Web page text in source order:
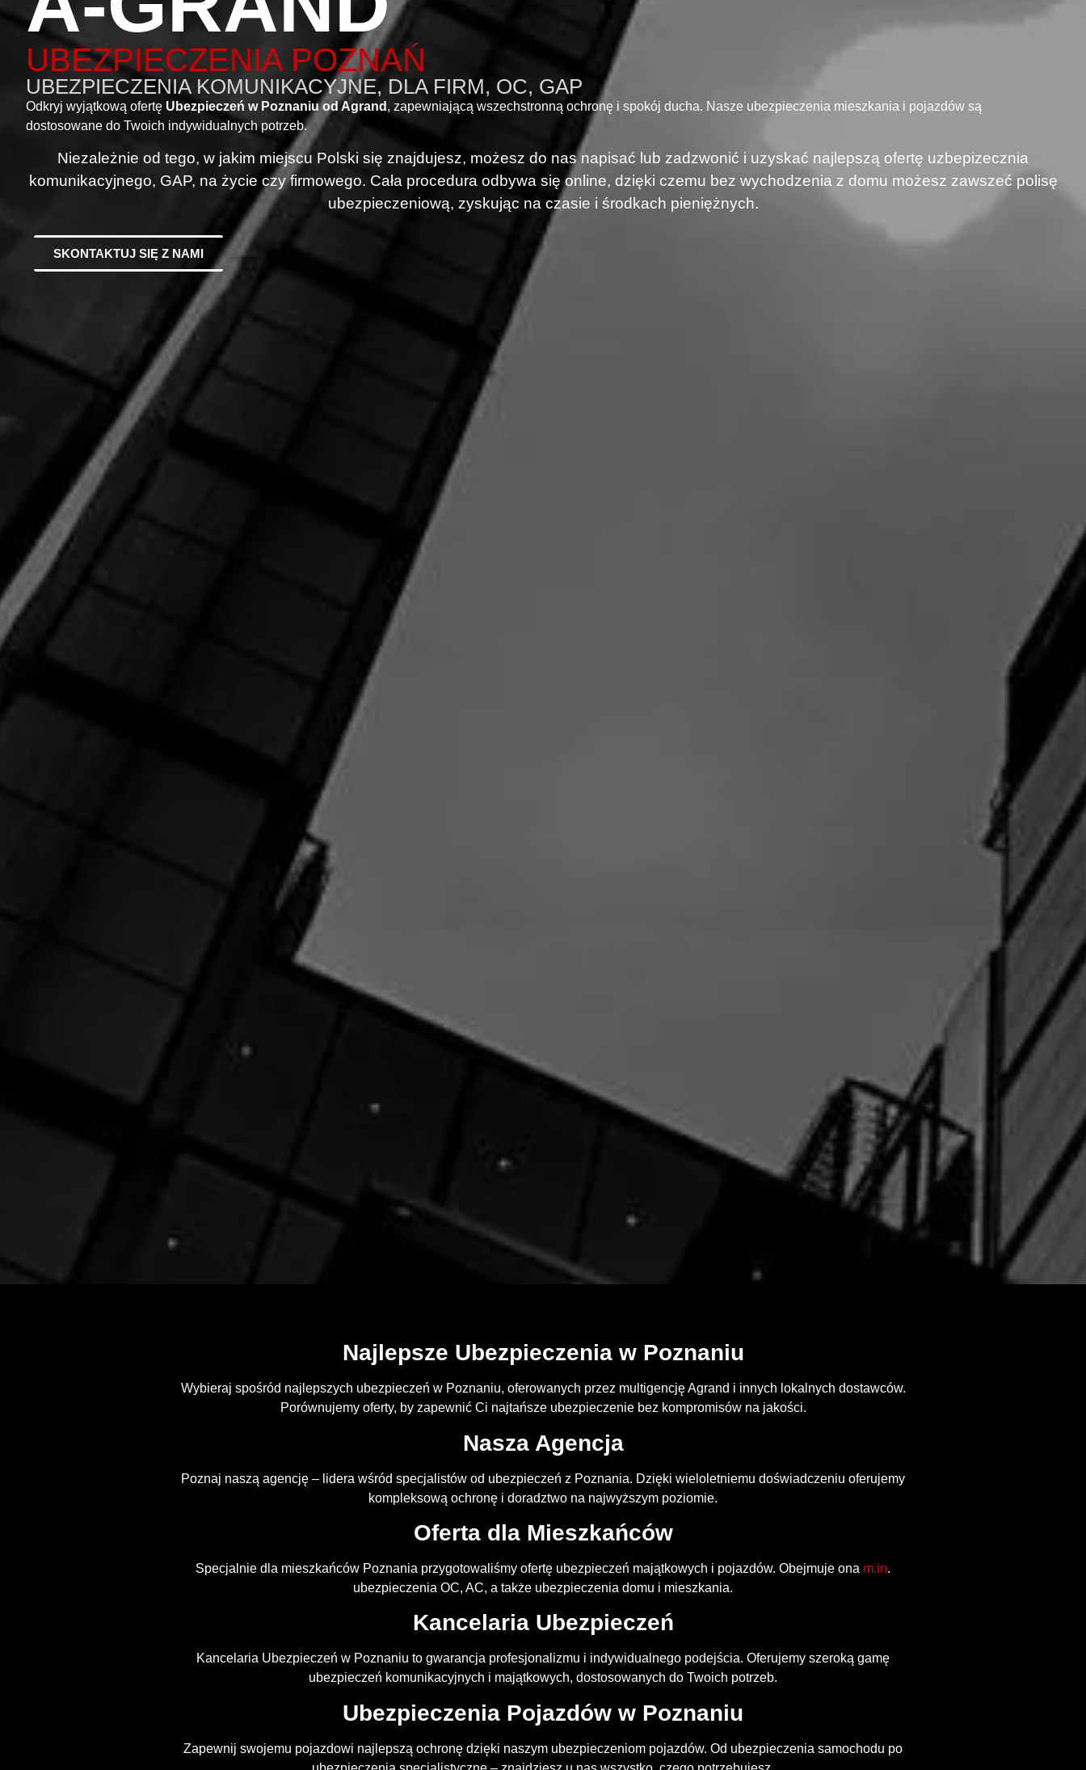
UBEZPIECZENIA POZNAŃ
UBEZPIECZENIA KOMUNIKACYJNE, DLA FIRM, OC, GAP
Odkryj wyjątkową ofertę Ubezpieczeń w Poznaniu od Agrand , zapewniającą wszechstronną ochronę i spokój ducha. Nasze ubezpieczenia mieszkania i pojazdów są
dostosowane do Twoich indywidualnych potrzeb.
Niezależnie od tego, w jakim miejscu Polski się znajdujesz, możesz do nas napisać lub zadzwonić i uzyskać najlepszą ofertę uzbepizecznia
komunikacyjnego, GAP, na życie czy firmowego. Cała procedura odbywa się online, dzięki czemu bez wychodzenia z domu możesz zawszeć polisę
ubezpieczeniową, zyskując na czasie i środkach pieniężnych.
SKONTAKTUJ SIĘ Z NAMI
Najlepsze Ubezpieczenia w Poznaniu
Wybieraj spośród najlepszych ubezpieczeń w Poznaniu, oferowanych przez multigencję Agrand i innych lokalnych dostawców.
Porównujemy oferty, by zapewnić Ci najtańsze ubezpieczenie bez kompromisów na jakości.
Nasza Agencja
Poznaj naszą agencję – lidera wśród specjalistów od ubezpieczeń z Poznania. Dzięki wieloletniemu doświadczeniu oferujemy
kompleksową ochronę i doradztwo na najwyższym poziomie.
Oferta dla Mieszkańców
Specjalnie dla mieszkańców Poznania przygotowaliśmy ofertę ubezpieczeń majątkowych i pojazdów. Obejmuje ona m.in.
ubezpieczenia OC, AC, a także ubezpieczenia domu i mieszkania.
Kancelaria Ubezpieczeń
Kancelaria Ubezpieczeń w Poznaniu to gwarancja profesjonalizmu i indywidualnego podejścia. Oferujemy szeroką gamę
ubezpieczeń komunikacyjnych i majątkowych, dostosowanych do Twoich potrzeb.
Ubezpieczenia Pojazdów w Poznaniu
Zapewnij swojemu pojazdowi najlepszą ochronę dzięki naszym ubezpieczeniom pojazdów. Od ubezpieczenia samochodu po